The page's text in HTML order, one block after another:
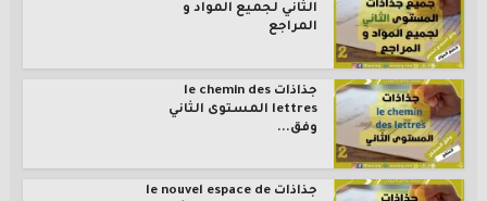
الثاني لجميع المواد و
المراجع
جذاذات le chemin des
lettres المستوى الثاني
وفق...
جذاذات le nouvel espace de